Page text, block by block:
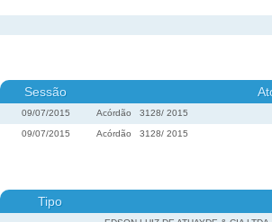
Sessão
09/07/2015 Acórdão 3128/ 2015
09/07/2015 Acórdão 3128/ 2015
Tipo